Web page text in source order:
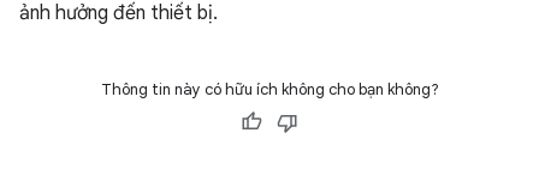
ảnh hưởng đến thiết bị.
Thông tin này có hữu ích không cho bạn không?